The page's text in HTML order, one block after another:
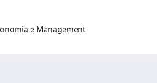
e Management